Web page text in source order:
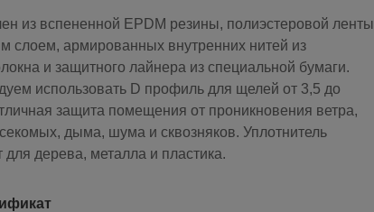
из вспененной EPDM резины, полиэстеровой ленты
слоем, армированных внутренних нитей из
и защитного лайнера из специальной бумаги.
использовать D профиль для щелей от 3,5 до
защита помещения от проникновения ветра,
дыма, шума и сквозняков. Уплотнитель
для дерева, металла и пластика.